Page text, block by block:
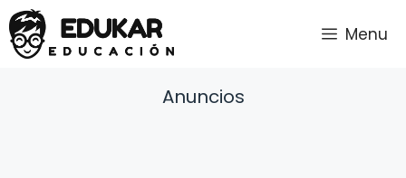
Saltar
al
contenido
Menu
Anuncios